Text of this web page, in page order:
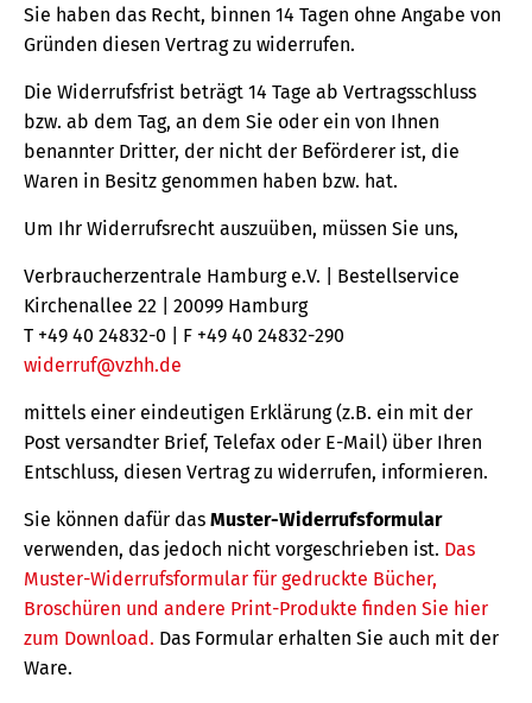
Sie haben das Recht, binnen 14 Tagen ohne Angabe von
Gründen diesen Vertrag zu widerrufen.
Die Widerrufsfrist beträgt 14 Tage ab Vertragsschluss
bzw. ab dem Tag, an dem Sie oder ein von Ihnen
benannter Dritter, der nicht der Beförderer ist, die
Waren in Besitz genommen haben bzw. hat.
Um Ihr Widerrufsrecht auszuüben, müssen Sie uns,
Verbraucherzentrale Hamburg e.V. | Bestellservice
Kirchenallee 22 | 20099 Hamburg
T +49 40 24832-0 | F +49 40 24832-290
widerruf@vzhh.de
mittels einer eindeutigen Erklärung (z.B. ein mit der
Post versandter Brief, Telefax oder E-Mail) über Ihren
Entschluss, diesen Vertrag zu widerrufen, informieren.
Sie können dafür das Muster-Widerrufsformular
verwenden, das jedoch nicht vorgeschrieben ist. Das
Muster-Widerrufsformular für gedruckte Bücher,
Broschüren und andere Print-Produkte finden Sie hier
zum Download. Das Formular erhalten Sie auch mit der
Ware.